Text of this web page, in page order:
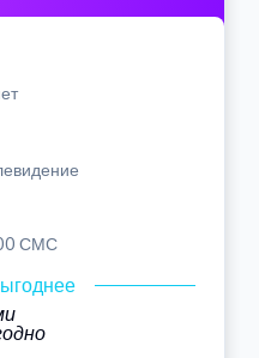
СМС